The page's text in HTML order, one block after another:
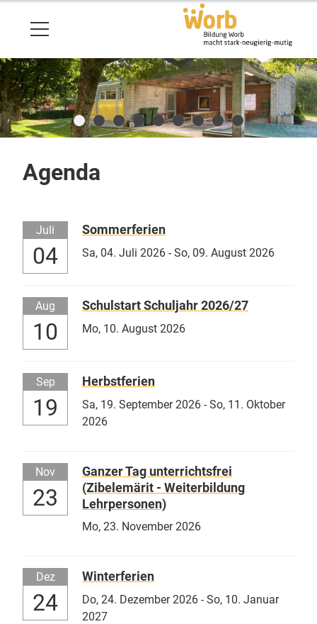
Agenda
Juli
04
Sommerferien
Sa, 04. Juli 2026 - So, 09. August 2026
Aug
10
Schulstart Schuljahr 2026/27
Mo, 10. August 2026
Sep
19
Herbstferien
Sa, 19. September 2026 - So, 11. Oktober
2026
Nov
23
Ganzer Tag unterrichtsfrei
(Zibelemärit - Weiterbildung
Lehrpersonen)
Mo, 23. November 2026
Dez
24
Winterferien
Do, 24. Dezember 2026 - So, 10. Januar
2027